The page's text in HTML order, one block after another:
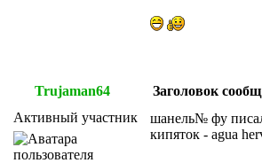
Trujaman64 Заголовок
Активный участник
шанель№ фу
кипяток - agua